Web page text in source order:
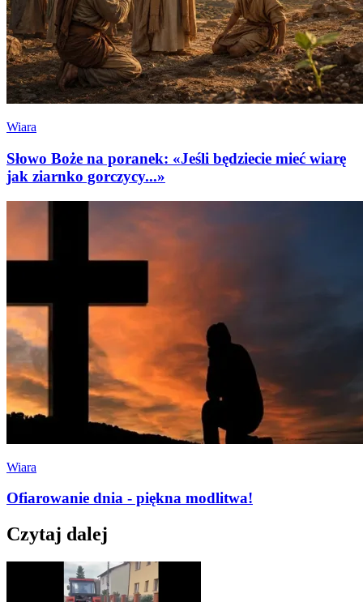
Wiara
Słowo Boże na poranek: «Jeśli będziecie mieć wiarę
jak ziarnko gorczycy...»
Wiara
Ofiarowanie dnia - piękna modlitwa!
Czytaj dalej